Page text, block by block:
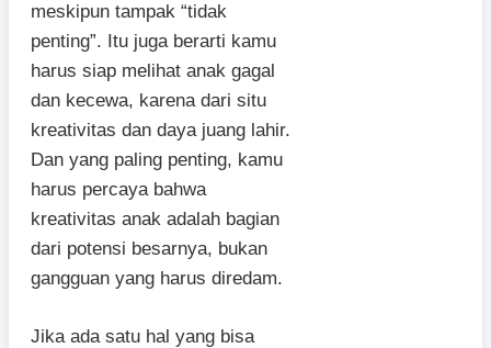
meskipun tampak “tidak
penting”. Itu juga berarti kamu
harus siap melihat anak gagal
dan kecewa, karena dari situ
kreativitas dan daya juang lahir.
Dan yang paling penting, kamu
harus percaya bahwa
kreativitas anak adalah bagian
dari potensi besarnya, bukan
gangguan yang harus diredam.
Jika ada satu hal yang bisa